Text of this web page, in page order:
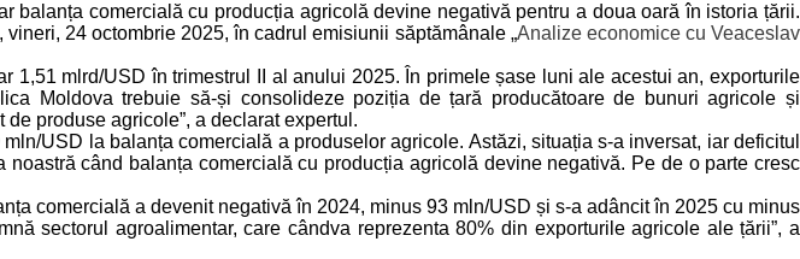
comercială cu producția agricolă devine negativă pentru a doua oară în istoria țării.
24 octombrie 2025, în cadrul emisiunii săptămânale „Analize economice cu Veaceslav
mlrd/USD în trimestrul II al anului 2025. În primele șase luni ale acestui an, exporturile
Moldova trebuie să-și consolideze poziția de țară producătoare de bunuri agricole și
produse agricole”, a declarat expertul.
USD la balanța comercială a produselor agricole. Astăzi, situația s-a inversat, iar deficitul
când balanța comercială cu producția agricolă devine negativă. Pe de o parte cresc
comercială a devenit negativă în 2024, minus 93 mln/USD și s-a adâncit în 2025 cu minus
sectorul agroalimentar, care cândva reprezenta 80% din exporturile agricole ale țării”, a